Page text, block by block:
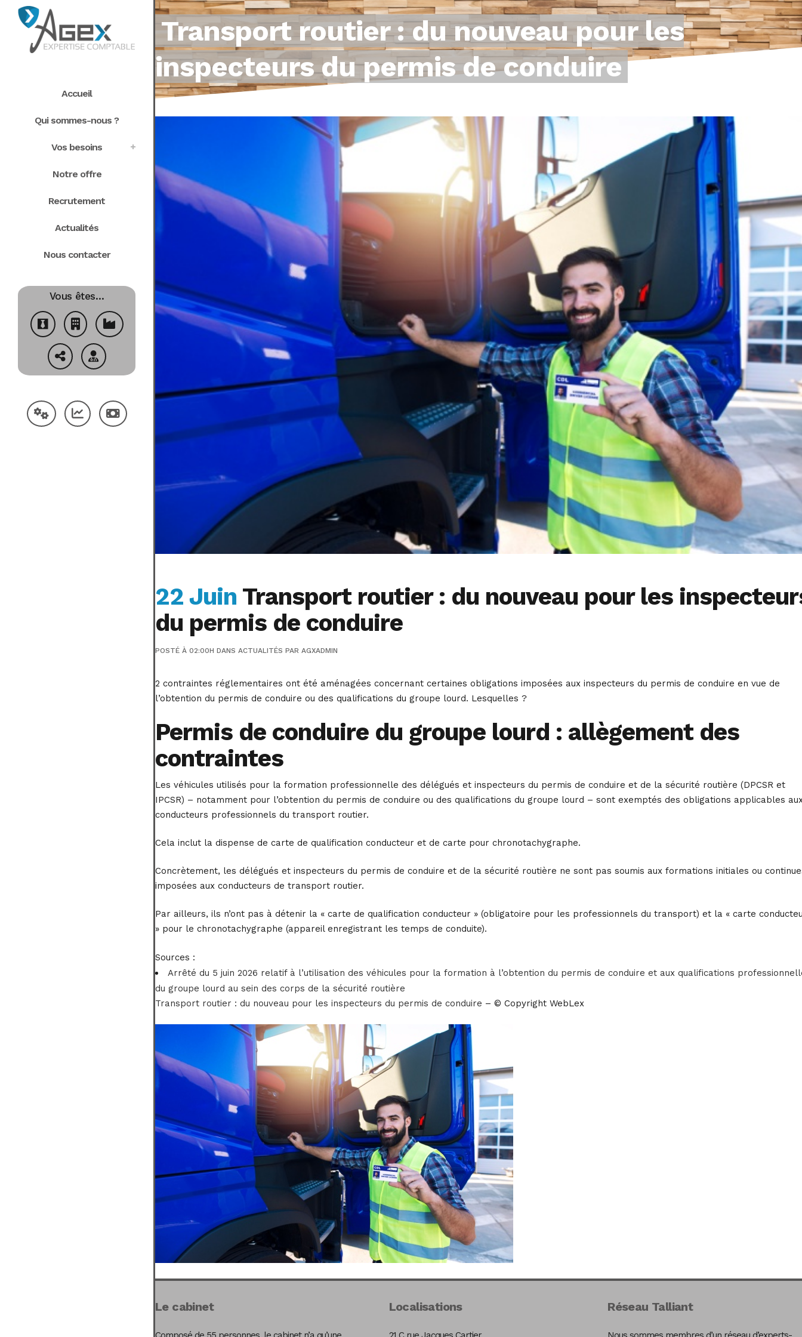
Accueil
Qui sommes-nous ?
Vos besoins
Notre offre
Recrutement
Actualités
Nous contacter
Vous êtes…
Transport routier : du nouveau pour les
inspecteurs du permis de conduire
22 Juin Transport routier : du nouveau pour les
du permis de conduire
POSTÉ À 02:00H DANS ACTUALITÉS PAR AGXADMIN
2 contraintes réglementaires ont été aménagées concernant certaines obligations imposées aux inspecteurs du permis de conduire en vue de
l’obtention du permis de conduire ou des qualifications du groupe lourd. Lesquelles ?
Permis de conduire du groupe lourd : allègement des
contraintes
Les véhicules utilisés pour la formation professionnelle des délégués et inspecteurs du permis de conduire et de la sécurité routière (DPCSR et
IPCSR) – notamment pour l’obtention du permis de conduire ou des qualifications du groupe lourd – sont exemptés des obligations applicables
conducteurs professionnels du transport routier.
Cela inclut la dispense de carte de qualification conducteur et de carte pour chronotachygraphe.
Concrètement, les délégués et inspecteurs du permis de conduire et de la sécurité routière ne sont pas soumis aux formations initiales ou
imposées aux conducteurs de transport routier.
Par ailleurs, ils n’ont pas à détenir la « carte de qualification conducteur » (obligatoire pour les professionnels du transport) et la « carte
» pour le chronotachygraphe (appareil enregistrant les temps de conduite).
Sources :
Arrêté du 5 juin 2026 relatif à l’utilisation des véhicules pour la formation à l’obtention du permis de conduire et aux qualifications
du groupe lourd au sein des corps de la sécurité routière
Transport routier : du nouveau pour les inspecteurs du permis de conduire – © Copyright WebLex
Le cabinet Localisations Réseau Talliant